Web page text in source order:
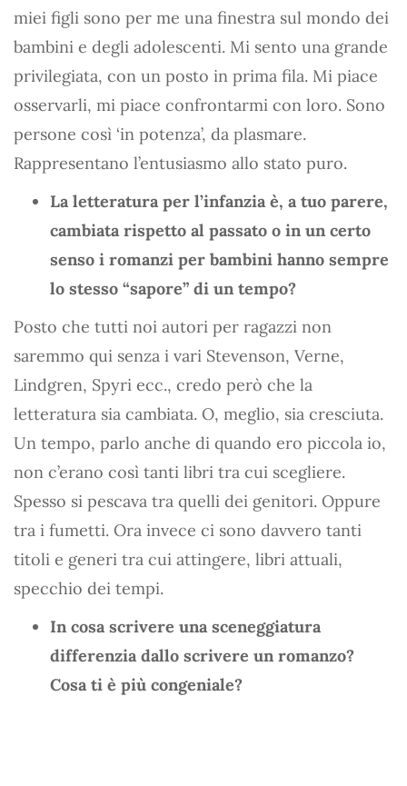
miei figli sono per me una finestra sul mondo dei
bambini e degli adolescenti. Mi sento una grande
privilegiata, con un posto in prima fila. Mi piace
osservarli, mi piace confrontarmi con loro. Sono
persone così ‘in potenza’, da plasmare.
Rappresentano l’entusiasmo allo stato puro.
La letteratura per l’infanzia è, a tuo parere,
cambiata rispetto al passato o in un certo
senso i romanzi per bambini hanno sempre
lo stesso “sapore” di un tempo?
Posto che tutti noi autori per ragazzi non
saremmo qui senza i vari Stevenson, Verne,
Lindgren, Spyri ecc., credo però che la
letteratura sia cambiata. O, meglio, sia cresciuta.
Un tempo, parlo anche di quando ero piccola io,
non c’erano così tanti libri tra cui scegliere.
Spesso si pescava tra quelli dei genitori. Oppure
tra i fumetti. Ora invece ci sono davvero tanti
titoli e generi tra cui attingere, libri attuali,
specchio dei tempi.
In cosa scrivere una sceneggiatura
differenzia dallo scrivere un romanzo?
Cosa ti è più congeniale?